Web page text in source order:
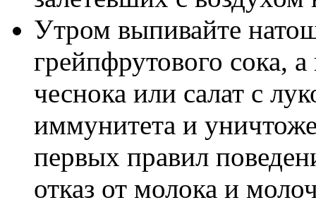
Утром выпивайте
грейпфрутового сока,
чеснока или салат с
иммунитета и
первых правил
отказ от молока и